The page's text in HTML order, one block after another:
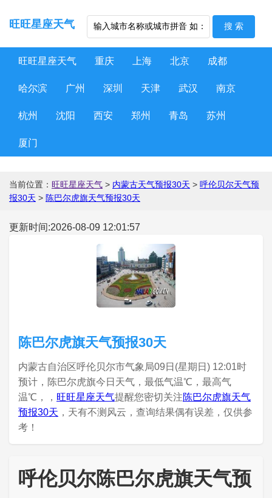
旺旺星座天气
旺旺星座天气 重庆 上海 北京 成都
哈尔滨 广州 深圳 天津 武汉 南京
杭州 沈阳 西安 郑州 青岛 苏州
厦门
当前位置： 旺旺星座天气 > 内蒙古天气预报30天 > 呼伦贝尔天气预
报30天 > 陈巴尔虎旗天气预报30天
更新时间:2026-08-09 12:01:57
陈巴尔虎旗天气预报30天
内蒙古自治区呼伦贝尔市气象局09日(星期日) 12:01时
预计，陈巴尔虎旗今日天气，最低气温℃，最高气
温℃，， 旺旺星座天气提醒您密切关注陈巴尔虎旗天气
预报30天 ，天有不测风云，查询结果偶有误差，仅供参
考！
呼伦贝尔陈巴尔虎旗天气预